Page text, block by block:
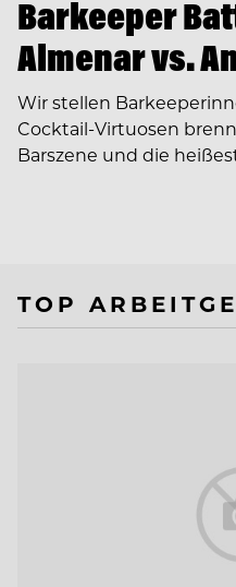
Barkeeper
Almenar vs.
Wir stellen
Cocktail-Virtuosen
Barszene und die
TOP